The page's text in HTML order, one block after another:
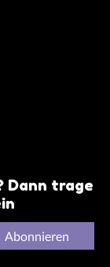
Dann trage
Abonnieren